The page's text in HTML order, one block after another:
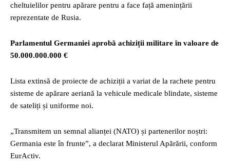
cheltuielilor pentru apărare pentru a face față amenințării
reprezentate de Rusia.
Parlamentul Germaniei aprobă achiziții militare în valoare de
50.000.000.000 €
Lista extinsă de proiecte de achiziții a variat de la rachete pentru
sisteme de apărare aeriană la vehicule medicale blindate, sisteme
de sateliți și uniforme noi.
„Transmitem un semnal alianței (NATO) și partenerilor noștri:
Germania este în frunte”, a declarat Ministerul Apărării, conform
EurActiv.